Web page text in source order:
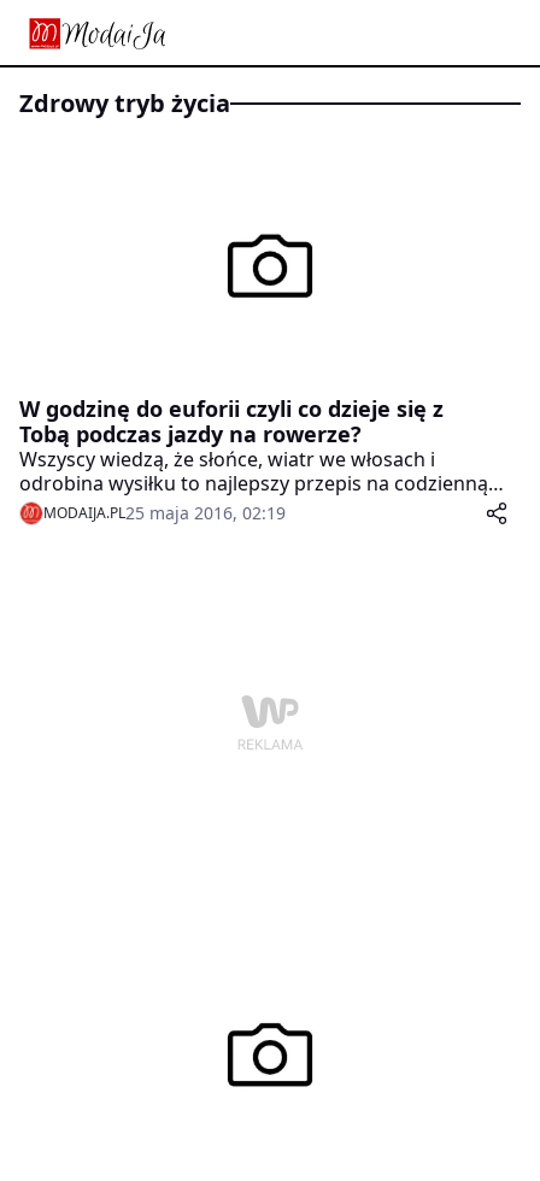
zdrowy tryb życia
W godzinę do euforii czyli co dzieje się z
Tobą podczas jazdy na rowerze?
Wszyscy wiedzą, że słońce, wiatr we włosach i
odrobina wysiłku to najlepszy przepis na codzienną
porcję wzmocnienia i dobrego nastroju. Nawet tak
nieobciążające ćwiczenia jak jazda na rowerze
MODAIJA.PL25 maja 2016, 02:19